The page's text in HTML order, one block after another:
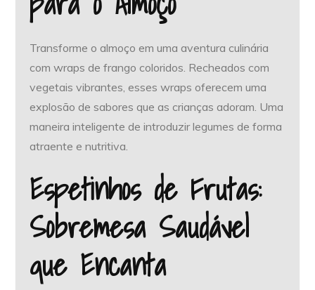
Transforme o almoço em uma aventura culinária
com wraps de frango coloridos. Recheados com
vegetais vibrantes, esses wraps oferecem uma
explosão de sabores que as crianças adoram. Uma
maneira inteligente de introduzir legumes de forma
atraente e nutritiva.
Espetinhos de Frutas:
Sobremesa Saudável
que Encanta